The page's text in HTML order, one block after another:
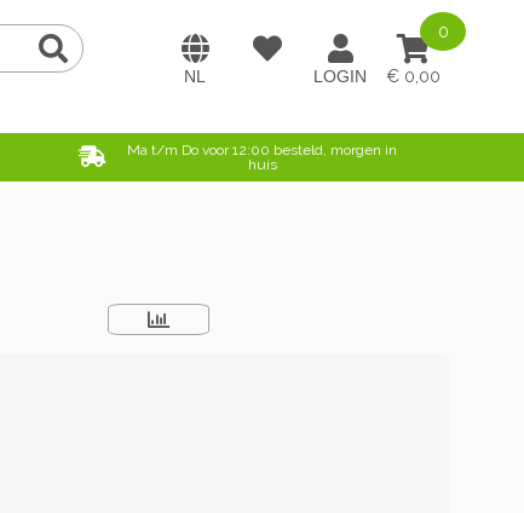
0,00
0
Ma t/m Do voor 12:00 besteld, morgen in
huis